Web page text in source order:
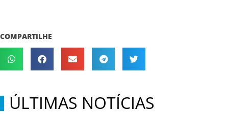
COMPARTILHE
ÚLTIMAS NOTÍCIAS